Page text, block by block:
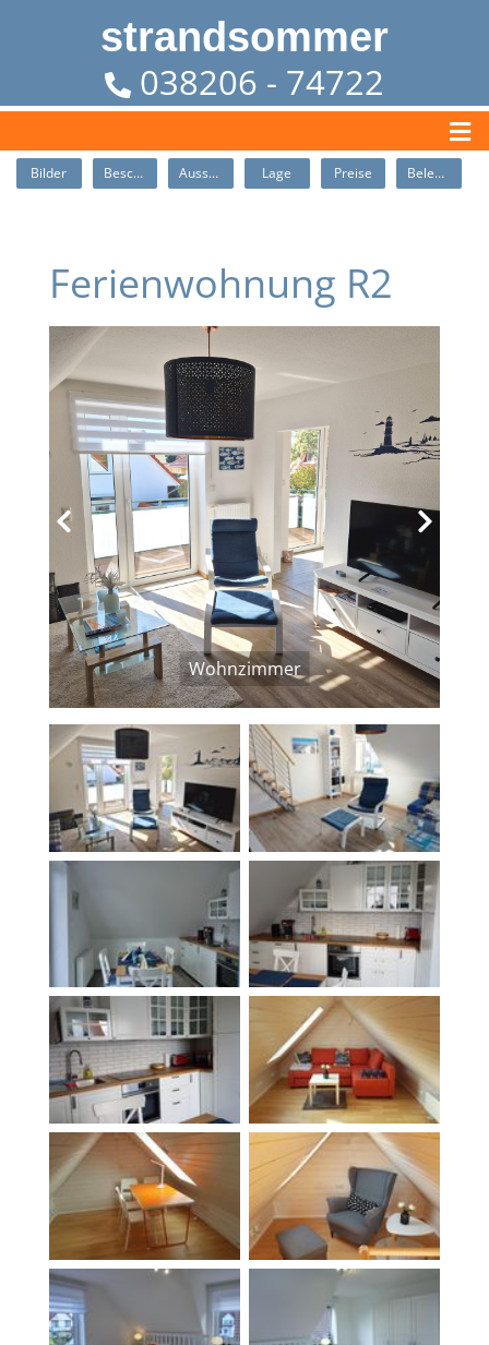
strandsommer
038206 - 74722
Bilder Beschreibung Ausstattung Lage Preise Belegung
Ferienwohnung R2
Wohnzimmer
‹ ›